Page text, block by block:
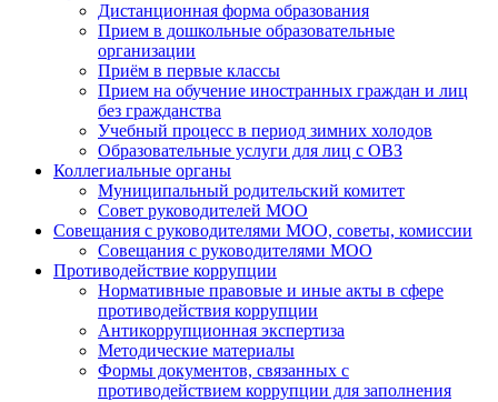
Дистанционная форма образования
Прием в дошкольные образовательные
организации
Приём в первые классы
Прием на обучение иностранных граждан и лиц
без гражданства
Учебный процесс в период зимних холодов
Образовательные услуги для лиц с ОВЗ
Коллегиальные органы
Муниципальный родительский комитет
Совет руководителей МОО
Совещания с руководителями МОО, советы, комиссии
Совещания с руководителями МОО
Противодействие коррупции
Нормативные правовые и иные акты в сфере
противодействия коррупции
Антикоррупционная экспертиза
Методические материалы
Формы документов, связанных с
противодействием коррупции для заполнения